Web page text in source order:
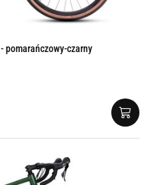
pomarańczowy-czarny